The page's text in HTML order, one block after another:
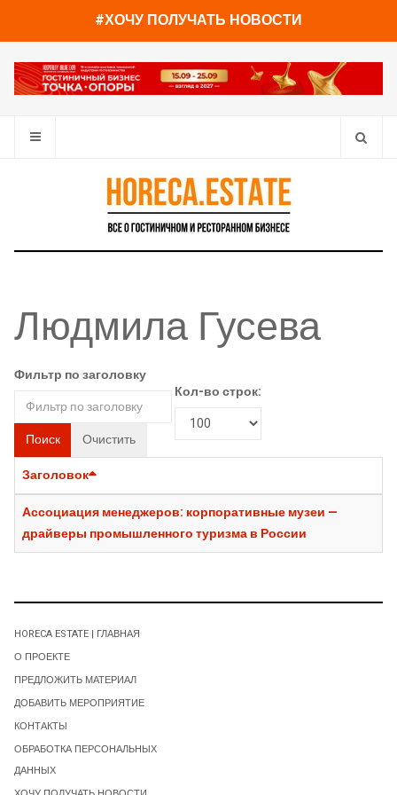
#ХОЧУ ПОЛУЧАТЬ НОВОСТИ
Людмила Гусева
Фильтр по заголовку
Поиск Очистить
Кол-во строк:
Заголовок
Ассоциация менеджеров: корпоративные музеи —
драйверы промышленного туризма в России
HORECA ESTATE | ГЛАВНАЯ
О ПРОЕКТЕ
ПРЕДЛОЖИТЬ МАТЕРИАЛ
ДОБАВИТЬ МЕРОПРИЯТИЕ
КОНТАКТЫ
ОБРАБОТКА ПЕРСОНАЛЬНЫХ
ДАННЫХ